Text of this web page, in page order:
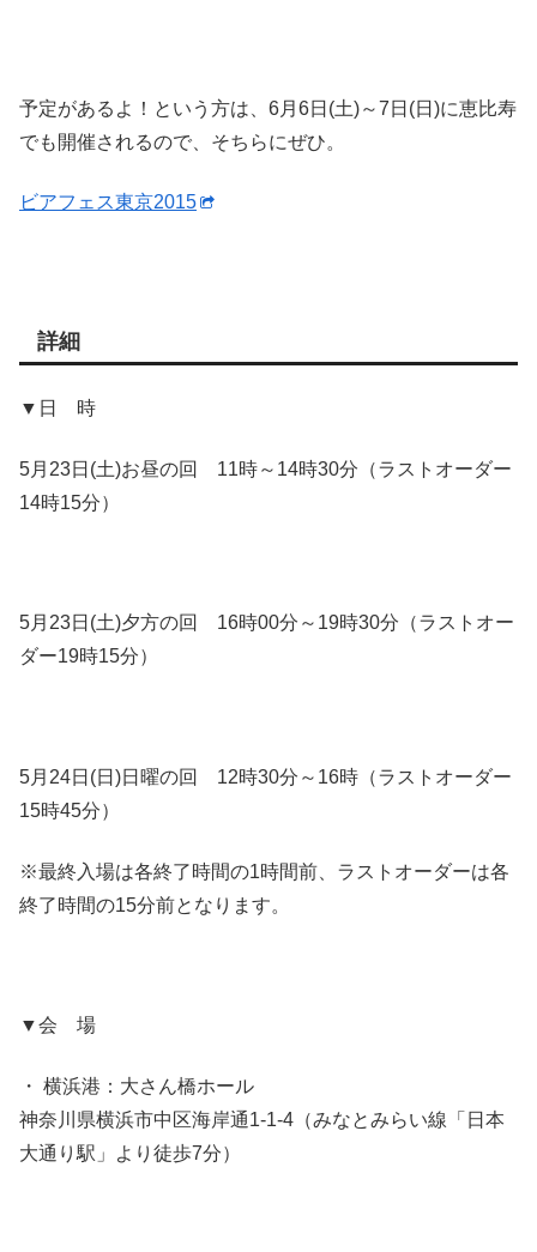
予定があるよ！という方は、6月6日(土)～7日(日)に恵比寿
でも開催されるので、そちらにぜひ。
ビアフェス東京2015
詳細
▼日 時
5月23日(土)お昼の回 11時～14時30分（ラストオーダー
14時15分）
5月23日(土)夕方の回 16時00分～19時30分（ラストオー
ダー19時15分）
5月24日(日)日曜の回 12時30分～16時（ラストオーダー
15時45分）
※最終入場は各終了時間の1時間前、ラストオーダーは各
終了時間の15分前となります。
▼会 場
・ 横浜港：大さん橋ホール
神奈川県横浜市中区海岸通1-1-4（みなとみらい線「日本
大通り駅」より徒歩7分）